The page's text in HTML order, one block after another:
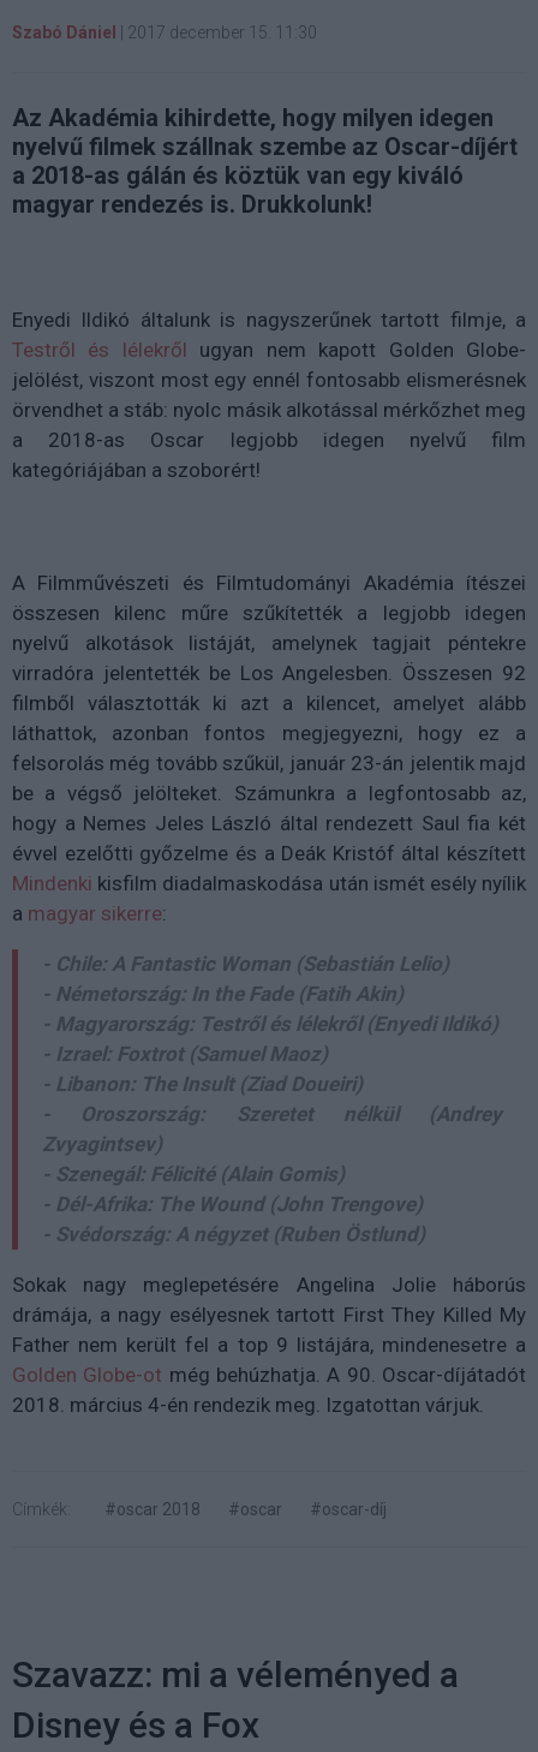
Szabó Dániel 2017 december 15. 11:30
Az Akadémia kihirdette, hogy milyen idegen
nyelvű filmek szállnak szembe az Oscar-díjért
a 2018-as gálán és köztük van egy kiváló
magyar rendezés is. Drukkolunk!
Enyedi Ildikó általunk is nagyszerűnek tartott filmje, a
Testről és lélekről ugyan nem kapott Golden Globe-
jelölést, viszont most egy ennél fontosabb elismerésnek
örvendhet a stáb: nyolc másik alkotással mérkőzhet meg
a 2018-as Oscar legjobb idegen nyelvű film
kategóriájában a szoborért!
A Filmművészeti és Filmtudományi Akadémia ítészei
összesen kilenc műre szűkítették a legjobb idegen
nyelvű alkotások listáját, amelynek tagjait péntekre
virradóra jelentették be Los Angelesben. Összesen 92
filmből választották ki azt a kilencet, amelyet alább
láthattok, azonban fontos megjegyezni, hogy ez a
felsorolás még tovább szűkül, január 23-án jelentik majd
be a végső jelölteket. Számunkra a legfontosabb az,
hogy a Nemes Jeles László által rendezett Saul fia két
évvel ezelőtti győzelme és a Deák Kristóf által készített
Mindenki kisfilm diadalmaskodása után ismét esély nyílik
a magyar sikerre:
- Chile: A Fantastic Woman (Sebastián Lelio)
- Németország: In the Fade (Fatih Akin)
- Magyarország: Testről és lélekről (Enyedi Ildikó)
- Izrael: Foxtrot (Samuel Maoz)
- Libanon: The Insult (Ziad Doueiri)
- Oroszország: Szeretet nélkül (Andrey
Zvyagintsev)
- Szenegál: Félicité (Alain Gomis)
- Dél-Afrika: The Wound (John Trengove)
- Svédország: A négyzet (Ruben Östlund)
Sokak nagy meglepetésére Angelina Jolie háborús
drámája, a nagy esélyesnek tartott First They Killed My
Father nem került fel a top 9 listájára, mindenesetre a
Golden Globe-ot még behúzhatja. A 90. Oscar-díjátadót
2018. március 4-én rendezik meg. Izgatottan várjuk.
Címkék: #oscar 2018 #oscar #oscar-díj
Szavazz: mi a véleményed a
Disney és a Fox